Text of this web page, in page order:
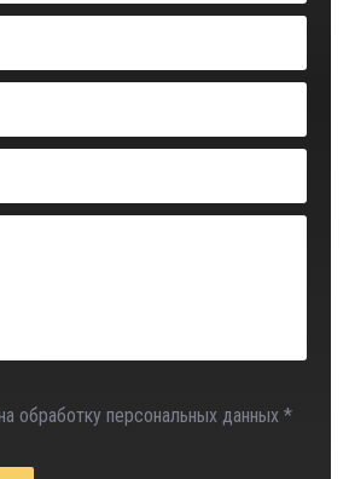
обработку персональных данных *